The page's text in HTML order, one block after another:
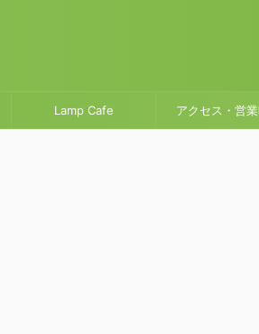
Lamp Cafe アクセス・営